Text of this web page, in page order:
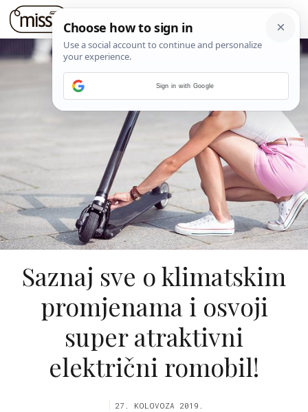
Saznaj sve o klimatskim
promjenama i osvoji
super atraktivni
električni romobil!
27. KOLOVOZA 2019.
Sign in with Google